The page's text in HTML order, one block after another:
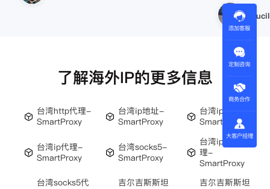
了解海外IP的更多信息
台湾http代理-
SmartProxy
台湾ip地址-
SmartProxy
台湾ip-
SmartProxy
台湾ip代理-
SmartProxy
台湾socks5-
SmartProxy
台湾ip地址代
理-
SmartProxy
台湾socks5代
吉尔吉斯斯坦
吉尔吉斯斯坦
添加客服
定制咨询
商务合作
大客户经理